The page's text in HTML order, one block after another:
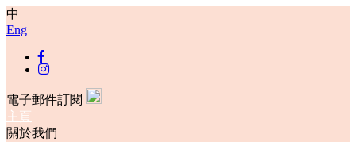
中
Eng
電子郵件訂閱
主頁
關於我們